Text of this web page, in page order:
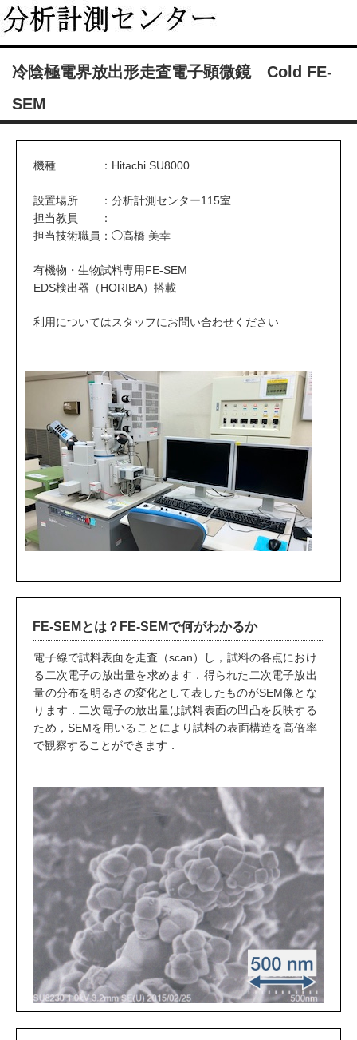
冷陰極電界放出形走査電子顕微鏡 Cold FE-
SEM
機種 ：Hitachi SU8000
設置場所 ：分析計測センター115室
担当教員 ：
担当技術職員：◯高橋 美幸
有機物・生物試料専用FE-SEM
EDS検出器（HORIBA）搭載
利用についてはスタッフにお問い合わせください
FE-SEMとは？FE-SEMで何がわかるか
電子線で試料表面を走査（scan）し，試料の各点におけ
る二次電子の放出量を求めます．得られた二次電子放出
量の分布を明るさの変化として表したものがSEM像とな
ります．二次電子の放出量は試料表面の凹凸を反映する
ため，SEMを用いることにより試料の表面構造を高倍率
で観察することができます．